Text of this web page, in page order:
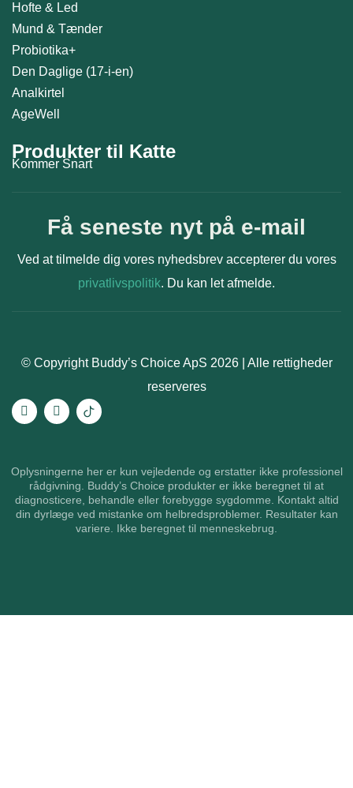
Hofte & Led
Mund & Tænder
Probiotika+
Den Daglige (17-i-en)
Analkirtel
AgeWell
Produkter til Katte
Kommer Snart
Få seneste nyt på e-mail
Ved at tilmelde dig vores nyhedsbrev accepterer du vores
privatlivspolitik. Du kan let afmelde.
© Copyright Buddy’s Choice ApS 2026 | Alle rettigheder
reserveres
Oplysningerne her er kun vejledende og erstatter ikke professionel
rådgivning. Buddy’s Choice produkter er ikke beregnet til at
diagnosticere, behandle eller forebygge sygdomme. Kontakt altid
din dyrlæge ved mistanke om helbredsproblemer. Resultater kan
variere. Ikke beregnet til menneskebrug.